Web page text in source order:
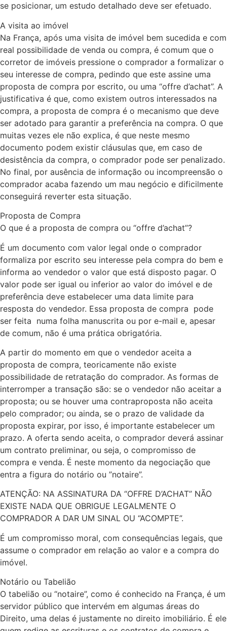
se posicionar, um estudo detalhado deve ser efetuado.
A visita ao imóvel
Na França, após uma visita de imóvel bem sucedida e com
real possibilidade de venda ou compra, é comum que o
corretor de imóveis pressione o comprador a formalizar o
seu interesse de compra, pedindo que este assine uma
proposta de compra por escrito, ou uma “offre d’achat”. A
justificativa é que, como existem outros interessados na
compra, a proposta de compra é o mecanismo que deve
ser adotado para garantir a preferência na compra. O que
muitas vezes ele não explica, é que neste mesmo
documento podem existir cláusulas que, em caso de
desistência da compra, o comprador pode ser penalizado.
No final, por ausência de informação ou incompreensão o
comprador acaba fazendo um mau negócio e dificilmente
conseguirá reverter esta situação.
Proposta de Compra
O que é a proposta de compra ou “offre d’achat”?
É um documento com valor legal onde o comprador
formaliza por escrito seu interesse pela compra do bem e
informa ao vendedor o valor que está disposto pagar. O
valor pode ser igual ou inferior ao valor do imóvel e de
preferência deve estabelecer uma data limite para
resposta do vendedor. Essa proposta de compra pode
ser feita numa folha manuscrita ou por e-mail e, apesar
de comum, não é uma prática obrigatória.
A partir do momento em que o vendedor aceita a
proposta de compra, teoricamente não existe
possibilidade de retratação do comprador. As formas de
interromper a transação são: se o vendedor não aceitar a
proposta; ou se houver uma contraproposta não aceita
pelo comprador; ou ainda, se o prazo de validade da
proposta expirar, por isso, é importante estabelecer um
prazo. A oferta sendo aceita, o comprador deverá assinar
um contrato preliminar, ou seja, o compromisso de
compra e venda. É neste momento da negociação que
entra a figura do notário ou ”notaire”.
ATENÇÃO: NA ASSINATURA DA “OFFRE D’ACHAT” NÃO
EXISTE NADA QUE OBRIGUE LEGALMENTE O
COMPRADOR A DAR UM SINAL OU “ACOMPTE”.
É um compromisso moral, com consequências legais, que
assume o comprador em relação ao valor e a compra do
imóvel.
Notário ou Tabelião
O tabelião ou “notaire”, como é conhecido na França, é um
servidor público que intervém em algumas áreas do
Direito, uma delas é justamente no direito imobiliário. É ele